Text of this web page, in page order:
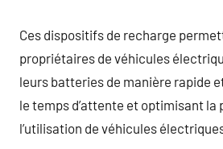
Ces dispositifs de recharge
propriétaires de véhicules
leurs batteries de manière rapide
le temps d’attente et optimisant la
l’utilisation de véhicules